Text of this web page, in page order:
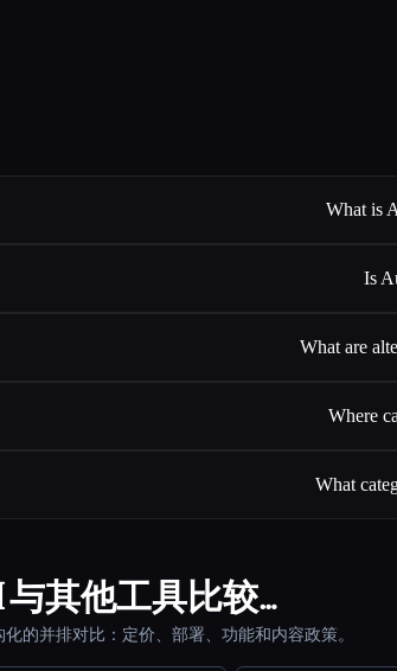
What is
Is
What are
Where
What
与其他工具比较…
的并排对比：定价、部署、功能和内容政策。